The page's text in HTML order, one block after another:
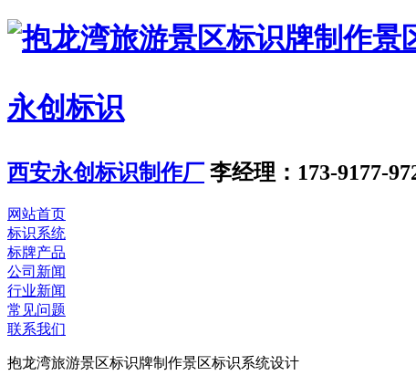
永创标识
西安永创标识制作厂 李经理：173-9177-
网站首页
标识系统
标牌产品
公司新闻
行业新闻
常见问题
联系我们
抱龙湾旅游景区标识牌制作景区标识系统设计